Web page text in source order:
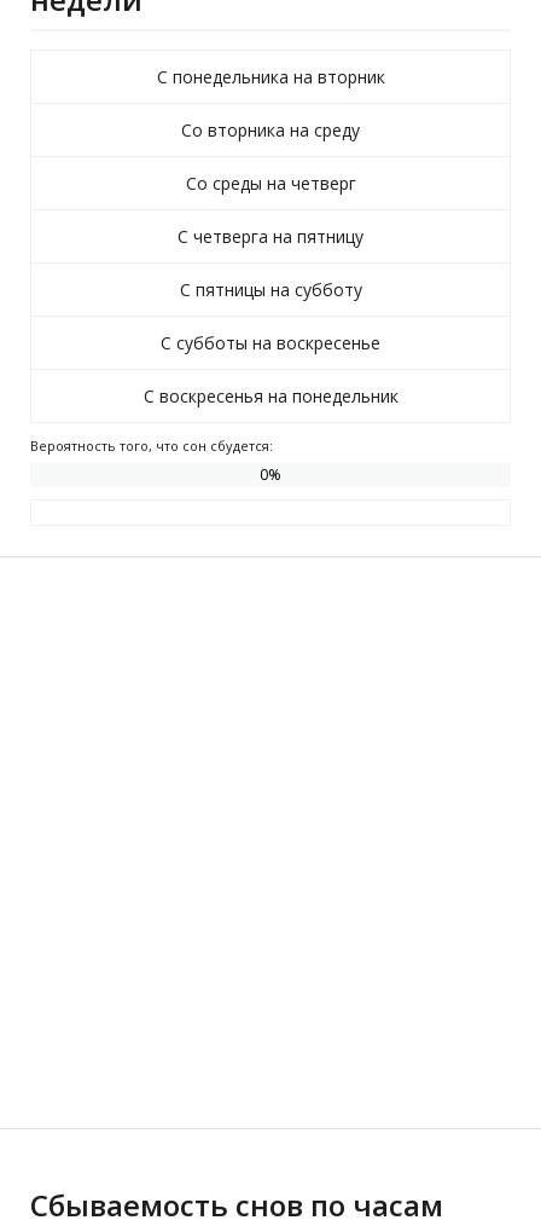
С понедельника на вторник
Со вторника на среду
Со среды на четверг
С четверга на пятницу
С пятницы на субботу
С субботы на воскресенье
С воскресенья на понедельник
Вероятность того, что сон сбудется:
0%
Сбываемость снов по часам